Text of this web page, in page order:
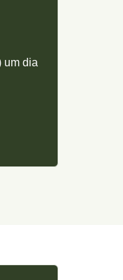
um dia